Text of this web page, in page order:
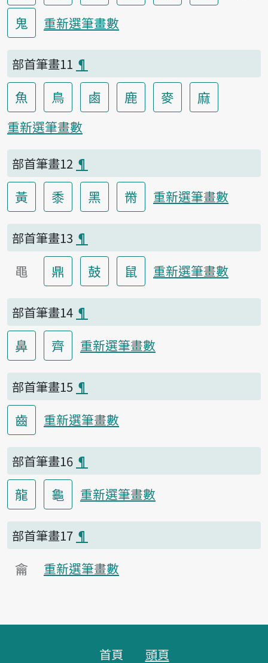
鬼
重新選筆畫數
部首筆畫11 ¶
魚 鳥 鹵 鹿 麥 麻
重新選筆畫數
部首筆畫12 ¶
黃 黍 黑 黹 重新選筆畫數
部首筆畫13 ¶
黽 鼎 鼓 鼠 重新選筆畫數
部首筆畫14 ¶
鼻 齊 重新選筆畫數
部首筆畫15 ¶
齒 重新選筆畫數
部首筆畫16 ¶
龍 龜 重新選筆畫數
部首筆畫17 ¶
龠 重新選筆畫數
首頁 頭頁